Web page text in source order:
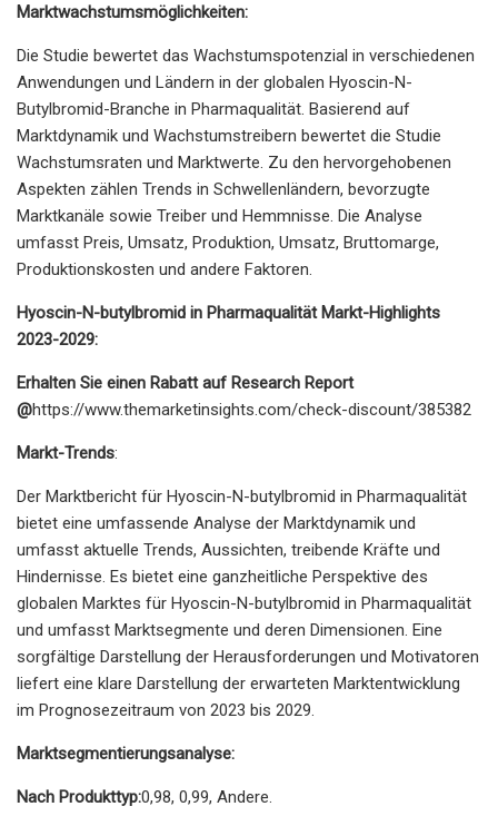
Marktwachstumsmöglichkeiten:
Die Studie bewertet das Wachstumspotenzial in verschiedenen
Anwendungen und Ländern in der globalen Hyoscin-N-
Butylbromid-Branche in Pharmaqualität. Basierend auf
Marktdynamik und Wachstumstreibern bewertet die Studie
Wachstumsraten und Marktwerte. Zu den hervorgehobenen
Aspekten zählen Trends in Schwellenländern, bevorzugte
Marktkanäle sowie Treiber und Hemmnisse. Die Analyse
umfasst Preis, Umsatz, Produktion, Umsatz, Bruttomarge,
Produktionskosten und andere Faktoren.
Hyoscin-N-butylbromid in Pharmaqualität Markt-Highlights
2023-2029:
Erhalten Sie einen Rabatt auf Research Report
@https://www.themarketinsights.com/check-discount/385382
Markt-Trends:
Der Marktbericht für Hyoscin-N-butylbromid in Pharmaqualität
bietet eine umfassende Analyse der Marktdynamik und
umfasst aktuelle Trends, Aussichten, treibende Kräfte und
Hindernisse. Es bietet eine ganzheitliche Perspektive des
globalen Marktes für Hyoscin-N-butylbromid in Pharmaqualität
und umfasst Marktsegmente und deren Dimensionen. Eine
sorgfältige Darstellung der Herausforderungen und Motivatoren
liefert eine klare Darstellung der erwarteten Marktentwicklung
im Prognosezeitraum von 2023 bis 2029.
Marktsegmentierungsanalyse:
Nach Produkttyp:0,98, 0,99, Andere.